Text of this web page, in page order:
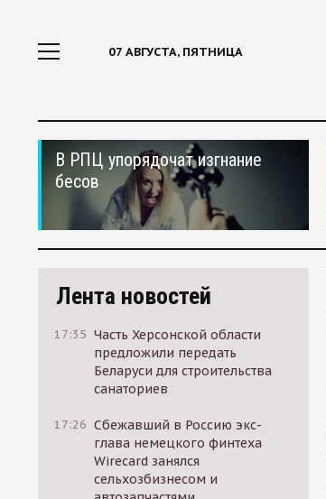
07 АВГУСТА, ПЯТНИЦА
В РПЦ упорядочат изгнание
бесов
Лента новостей
17:35 Часть Херсонской области
предложили передать
Беларуси для строительства
санаториев
17:26 Сбежавший в Россию экс-
глава немецкого финтеха
Wirecard занялся
сельхозбизнесом и